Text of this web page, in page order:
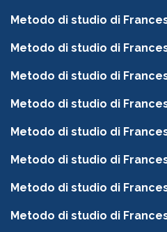
Metodo di studio di
Metodo di studio di
Metodo di studio di
Metodo di studio di
Metodo di studio di
Metodo di studio di
Metodo di studio di
Metodo di studio di